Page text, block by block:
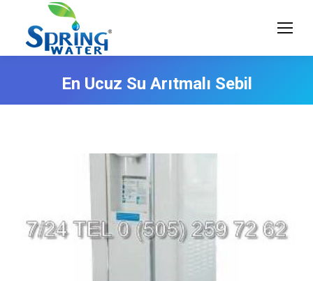
En Ucuz Su Arıtmalı Sebil